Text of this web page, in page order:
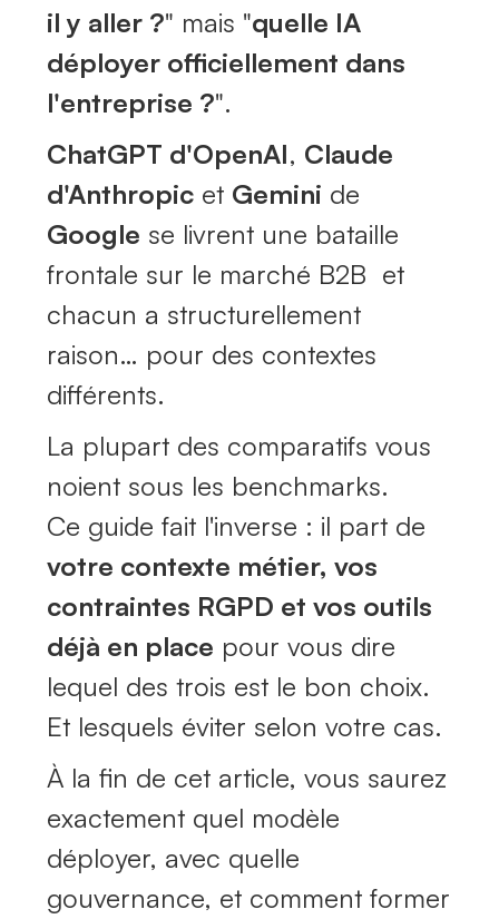
il y aller ?" mais "quelle IA
déployer officiellement dans
l'entreprise ?".
ChatGPT d'OpenAI, Claude
d'Anthropic et Gemini de
Google se livrent une bataille
frontale sur le marché B2B et
chacun a structurellement
raison… pour des contextes
différents.
La plupart des comparatifs vous
noient sous les benchmarks.
Ce guide fait l'inverse : il part de
votre contexte métier, vos
contraintes RGPD et vos outils
déjà en place pour vous dire
lequel des trois est le bon choix.
Et lesquels éviter selon votre cas.
À la fin de cet article, vous saurez
exactement quel modèle
déployer, avec quelle
gouvernance, et comment former